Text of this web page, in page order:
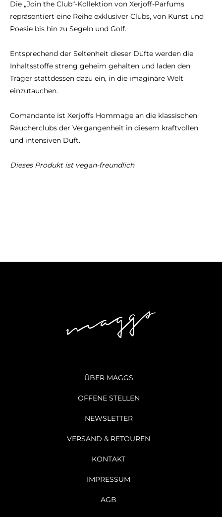
Die „Join the Club“-Kollektion von Xerjoff-Parfums
repräsentiert eine Reihe exklusiver Clubs, von Kunst und
Poesie bis hin zu Segeln und Golf.
Entsprechend der Seltenheit dieser Düfte werden die
Inhaltsstoffe streng geheim gehalten und laden den
Träger stattdessen dazu ein, in die imaginäre Welt
einzutauchen.
Comandante ist Xerjoffs Hommage an die klassischen
Raucherclubs der Vergangenheit in diesem kraftvollen
und intensiven Duft.
Dieses Produkt ist vegan-freundlich
ÜBER MAGGS
OFFENE STELLEN
NEWSLETTER
VERSAND & RETOUREN
KONTAKT
IMPRESSUM
AGB